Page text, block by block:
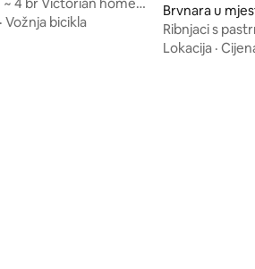
87
· Vožnja bicikla
Brvnara u
Ribnjaci s
brvnara u
Lokacija ·